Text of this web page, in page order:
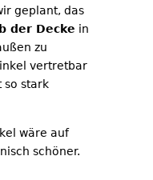
geplant, das
der Decke in
zu
vertretbar
so stark
wäre auf
schöner.